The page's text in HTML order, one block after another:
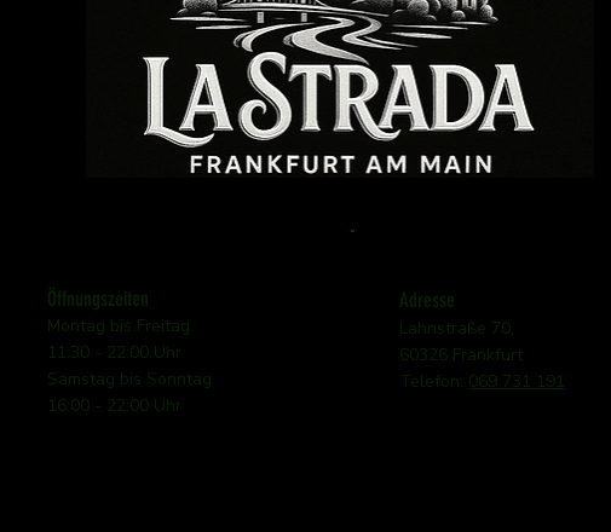
Öffnungszeiten
Montag bis Freitag
11:30 - 22:00 Uhr
Samstag bis Sonntag
16:00 - 22:00 Uhr
Adresse
Lahnstraße 70,
60326 Frankfurt
Telefon: 069 731 191